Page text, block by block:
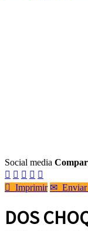
Social media
    
 Imprimir ✉
DOS